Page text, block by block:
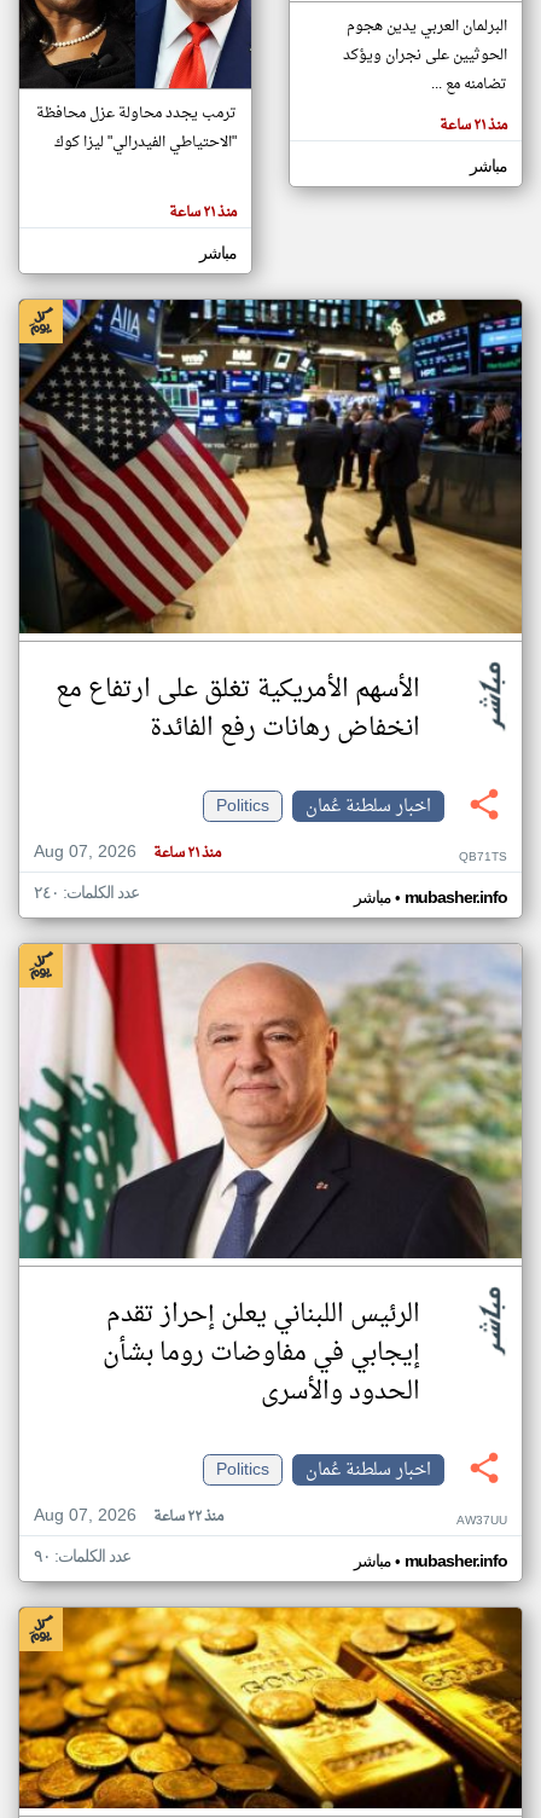
تغيير الدولة
مصادر الأخبار من سلطنة عُمان
اخبار سلطنة عُمان على مدار الساعة
أهم اخبار سلطنة عُمان العاجلة والمباشرة
المقالات
الموجوده
وجهة
نظر
كاتبيها.
البرلمان العربي يدين هجوم
الحوثيين على نجران ويؤكد
تضامنه مع ...
منذ ٢١ ساعة
مباشر
ترمب يجدد محاولة عزل محافظة
"الاحتياطي الفيدرالي" ليزا كوك
منذ ٢١ ساعة
مباشر
الأسهم الأمريكية تغلق على ارتفاع مع
انخفاض رهانات رفع الفائدة
اخبار سلطنة عُمان
Politics
Aug 07, 2026
منذ ٢١ ساعة QB71TS
مباشر• mubasher.info عدد الكلمات: ٢٤٠
الرئيس اللبناني يعلن إحراز تقدم
إيجابي في مفاوضات روما بشأن
الحدود والأسرى
اخبار سلطنة عُمان
Politics
Aug 07, 2026
منذ ٢٢ ساعة AW37UU
مباشر• mubasher.info عدد الكلمات: ٩٠
klyoum.com